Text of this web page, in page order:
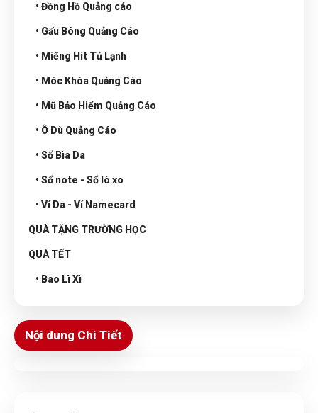
• Đồng Hồ Quảng cáo
• Gấu Bông Quảng Cáo
• Miếng Hít Tủ Lạnh
• Móc Khóa Quảng Cáo
• Mũ Bảo Hiểm Quảng Cáo
• Ô Dù Quảng Cáo
• Sổ Bìa Da
• Sổ note - Sổ lò xo
• Ví Da - Ví Namecard
QUÀ TẶNG TRƯỜNG HỌC
QUÀ TẾT
• Bao Lì Xì
Nội dung Chi Tiết